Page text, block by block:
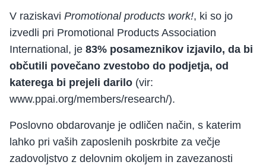
V raziskavi Promotional products work!, ki so jo
izvedli pri Promotional Products Association
International, je 83% posameznikov izjavilo, da bi
občutili povečano zvestobo do podjetja, od
katerega bi prejeli darilo (vir:
www.ppai.org/members/research/).
Poslovno obdarovanje je odličen način, s katerim
lahko pri vaših zaposlenih poskrbite za večje
zadovoljstvo z delovnim okoljem in zavezanosti